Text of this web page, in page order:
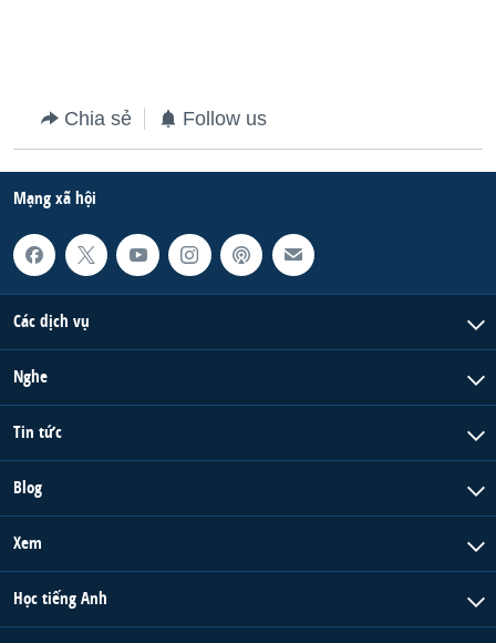
Chia sẻ Follow us
Mạng xã hội
Các dịch vụ
Nghe
Tin tức
Blog
Xem
Học tiếng Anh